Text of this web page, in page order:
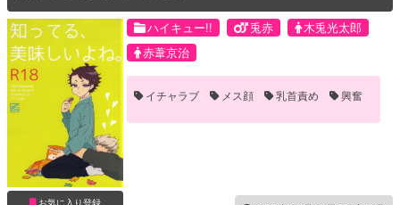
ハイキュー!! 兎赤
木兎光太郎
赤葦京治
イチャラブ メス顔 乳首責め 興奮